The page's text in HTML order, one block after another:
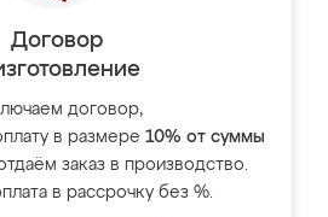
Договор
договор,
в размере 10% от суммы
заказ в производство.
в рассрочку без %.